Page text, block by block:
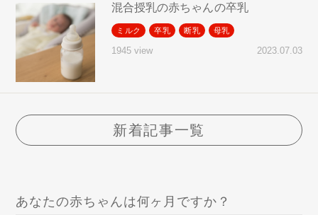
混合授乳の赤ちゃんの卒乳
ミルク 卒乳 断乳 母乳
1945 view 2023.07.03
新着記事一覧
あなたの赤ちゃんは何ヶ月ですか？